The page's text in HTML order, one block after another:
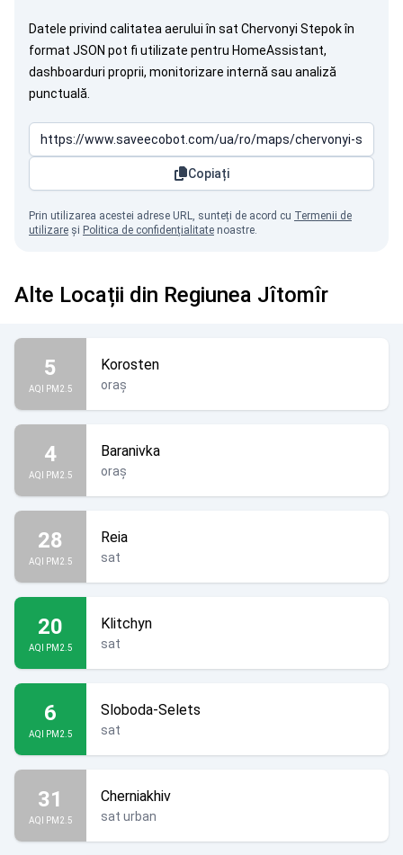
Datele privind calitatea aerului în sat Chervonyi Stepok în
format JSON pot fi utilizate pentru HomeAssistant,
dashboarduri proprii, monitorizare internă sau analiză
punctuală.
Copiați
Prin utilizarea acestei adrese URL, sunteți de acord cu Termenii de
utilizare și Politica de confidențialitate noastre.
Alte Locații din Regiunea Jîtomîr
5
AQI PM2.5
Korosten
oraș
4
AQI PM2.5
Baranivka
oraș
28
AQI PM2.5
Reia
sat
20
AQI PM2.5
Klitchyn
sat
6
AQI PM2.5
Sloboda-Selets
sat
31
AQI PM2.5
Cherniakhiv
sat urban